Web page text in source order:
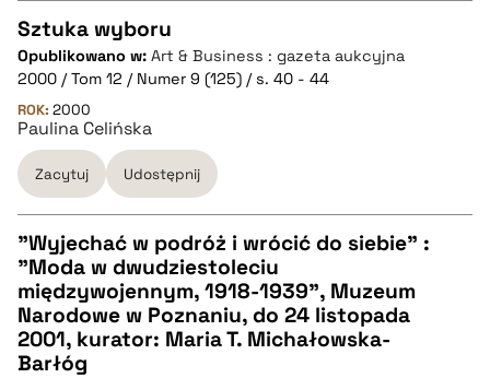
pobierz cytat
CZYSTY TEKST
pobierz cytat
BIBTEX
pobierz cytat
Sztuka wyboru
Opublikowano w: Art & Business : gazeta aukcyjna
2000 / Tom 12 / Numer 9 (125) / s. 40 - 44
ROK: 2000
Paulina Celińska
Zacytuj Udostępnij
CZYSTY TEKST
pobierz cytat
"Wyjechać w podróż i wrócić do siebie" :
"Moda w dwudziestoleciu
międzywojennym, 1918-1939", Muzeum
Narodowe w Poznaniu, do 24 listopada
2001, kurator: Maria T. Michałowska-
Barłóg